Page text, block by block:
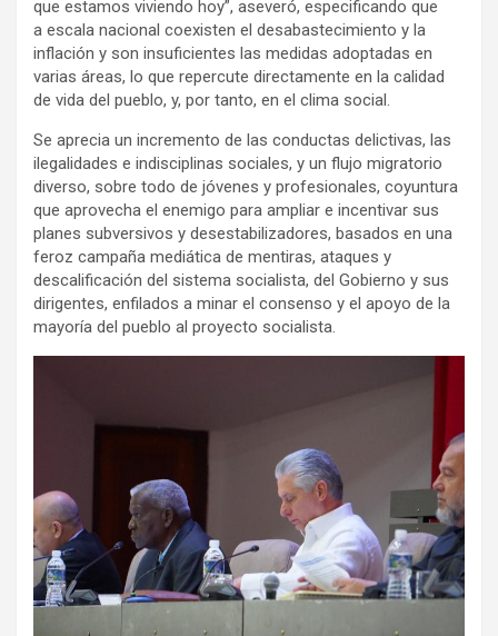
que estamos viviendo hoy”, aseveró, especificando que
a escala nacional coexisten el desabastecimiento y la
inflación y son insuficientes las medidas adoptadas en
varias áreas, lo que repercute directamente en la calidad
de vida del pueblo, y, por tanto, en el clima social.
Se aprecia un incremento de las conductas delictivas, las
ilegalidades e indisciplinas sociales, y un flujo migratorio
diverso, sobre todo de jóvenes y profesionales, coyuntura
que aprovecha el enemigo para ampliar e incentivar sus
planes subversivos y desestabilizadores, basados en una
feroz campaña mediática de mentiras, ataques y
descalificación del sistema socialista, del Gobierno y sus
dirigentes, enfilados a minar el consenso y el apoyo de la
mayoría del pueblo al proyecto socialista.